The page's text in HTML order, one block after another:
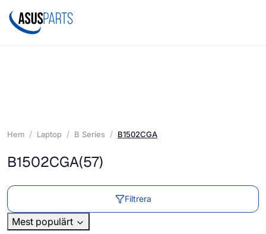
Hem Laptop B Series B1502CGA
B1502CGA(57)
Filtrera
Mest populärt